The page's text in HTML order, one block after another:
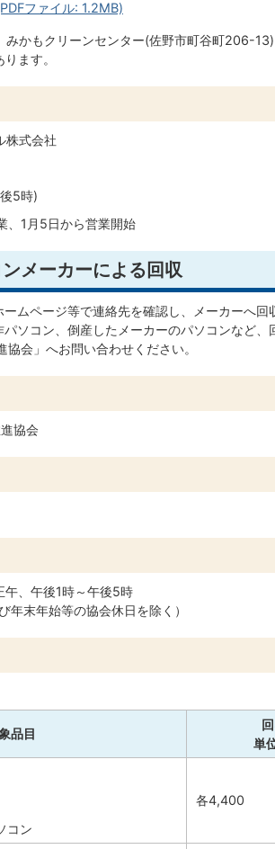
ファイル: 1.2MB)
みかもクリーンセンター(佐野市町谷町206-
ます。
株式会社
5時)
、1月5日から営業開始
メーカーによる回収
ムページ等で連絡先を確認し、メーカーへ回
パソコン、倒産したメーカーのパソコンなど
協会」へお問い合わせください。
協会
午、午後1時～午後5時
年末年始等の協会休日を除く）
品目
単
コン
各4,400